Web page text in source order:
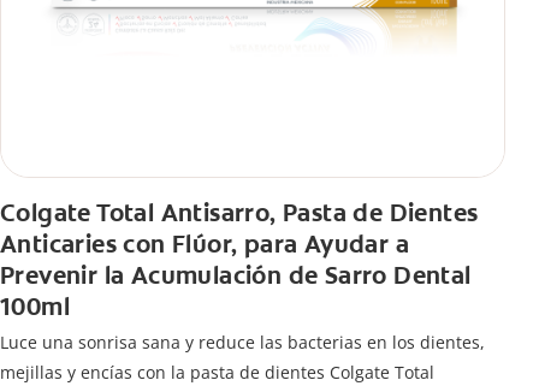
Colgate Total Antisarro, Pasta de Dientes
Anticaries con Flúor, para Ayudar a
Prevenir la Acumulación de Sarro Dental
100ml
Luce una sonrisa sana y reduce las bacterias en los dientes,
mejillas y encías con la pasta de dientes Colgate Total